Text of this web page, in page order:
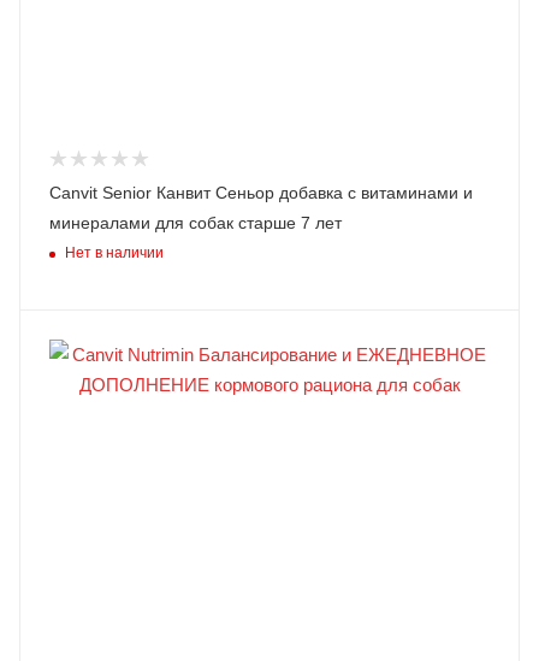
Canvit Senior Канвит Сеньор добавка с витаминами и
минералами для собак старше 7 лет
Нет в наличии